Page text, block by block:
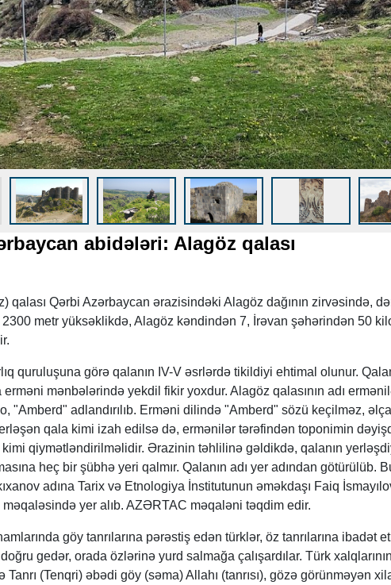
abidələri: Alagöz qalası
qalası Qərbi Azərbaycan ərazisindəki Alagöz dağının zirvəsində,
metr yüksəklikdə, Alagöz kəndindən 7, İrəvan şəhərindən 50
quruluşuna görə qalanın IV-V əsrlərdə tikildiyi ehtimal olunur.
erməni mənbələrində yekdil fikir yoxdur. Alagöz qalasının adı
"Amberd" adlandırılıb. Erməni dilində "Amberd" sözü keçilməz,
qala kimi izah edilsə də, ermənilər tərəfindən toponimin
kimi qiymətləndirilməlidir. Ərazinin təhlilinə gəldikdə, qalanın
heç bir şübhə yeri qalmır. Qalanın adı yer adından götürülüb.
adına Tarix və Etnologiya İnstitutunun əməkdaşı Faiq
məqaləsində yer alıb. AZƏRTAC məqaləni təqdim edir.
göy tanrılarına pərəstiş edən türklər, öz tanrılarına ibadət
gedər, orada özlərinə yurd salmağa çalışardılar. Türk
Tanrı (Tenqri) əbədi göy (səma) Allahı (tanrısı), gözə görünməyən